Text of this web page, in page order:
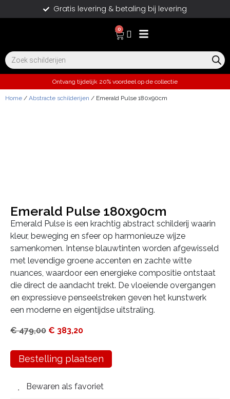
Gratis levering & betaling bij levering
0
Ontvang tijdelijk 20% voordeel op de collectie
Home / Abstracte schilderijen / Emerald Pulse 180x90cm
Emerald Pulse 180x90cm
Emerald Pulse is een krachtig abstract schilderij waarin
kleur, beweging en sfeer op harmonieuze wijze
samenkomen. Intense blauwtinten worden afgewisseld
met levendige groene accenten en zachte witte
nuances, waardoor een energieke compositie ontstaat
die direct de aandacht trekt. De vloeiende overgangen
en expressieve penseelstreken geven het kunstwerk
een moderne en eigentijdse uitstraling.
€479,00 € 383,20
Bestelling plaatsen
Bewaren als favoriet